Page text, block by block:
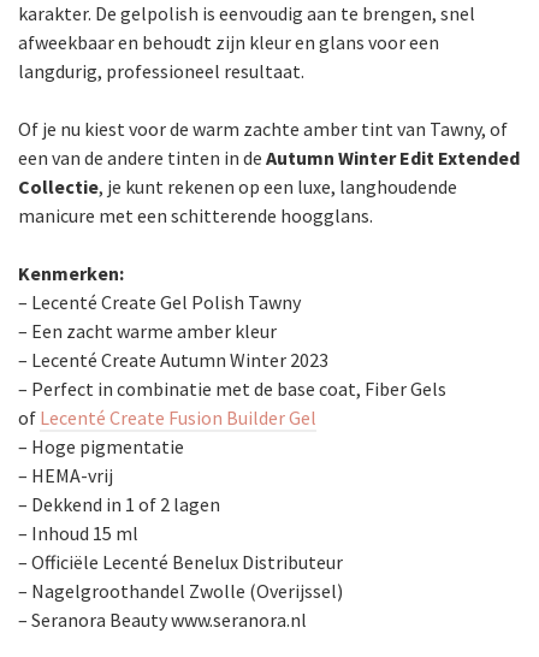
karakter. De gelpolish is eenvoudig aan te brengen, snel
afweekbaar en behoudt zijn kleur en glans voor een
langdurig, professioneel resultaat.
Of je nu kiest voor de warm zachte amber tint van Tawny, of
een van de andere tinten in de Autumn Winter Edit Extended
Collectie, je kunt rekenen op een luxe, langhoudende
manicure met een schitterende hoogglans.
Kenmerken:
– Lecenté Create Gel Polish Tawny
– Een zacht warme amber kleur
– Lecenté Create Autumn Winter 2023
– Perfect in combinatie met de base coat, Fiber Gels
of Lecenté Create Fusion Builder Gel
– Hoge pigmentatie
– HEMA-vrij
– Dekkend in 1 of 2 lagen
– Inhoud 15 ml
– Officiële Lecenté Benelux Distributeur
– Nagelgroothandel Zwolle (Overijssel)
– Seranora Beauty www.seranora.nl